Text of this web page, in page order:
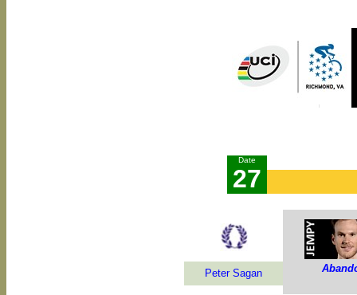
Date
27
Peter Sagan